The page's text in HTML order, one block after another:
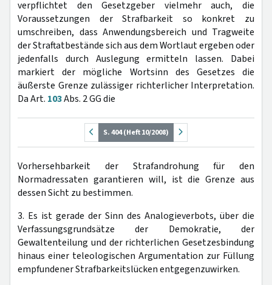
verpflichtet den Gesetzgeber vielmehr auch, die
Voraussetzungen der Strafbarkeit so konkret zu
umschreiben, dass Anwendungsbereich und Tragweite
der Straftatbestände sich aus dem Wortlaut ergeben oder
jedenfalls durch Auslegung ermitteln lassen. Dabei
markiert der mögliche Wortsinn des Gesetzes die
äußerste Grenze zulässiger richterlicher Interpretation.
Da Art. 103Abs. 2 GG die
S. 404 (Heft 10/2008)
Vorhersehbarkeit der Strafandrohung für den
Normadressaten garantieren will, ist die Grenze aus
dessen Sicht zu bestimmen.
3. Es ist gerade der Sinn des Analogieverbots, über die
Verfassungsgrundsätze der Demokratie, der
Gewaltenteilung und der richterlichen Gesetzesbindung
hinaus einer teleologischen Argumentation zur Füllung
empfundener Strafbarkeitslücken entgegenzuwirken.